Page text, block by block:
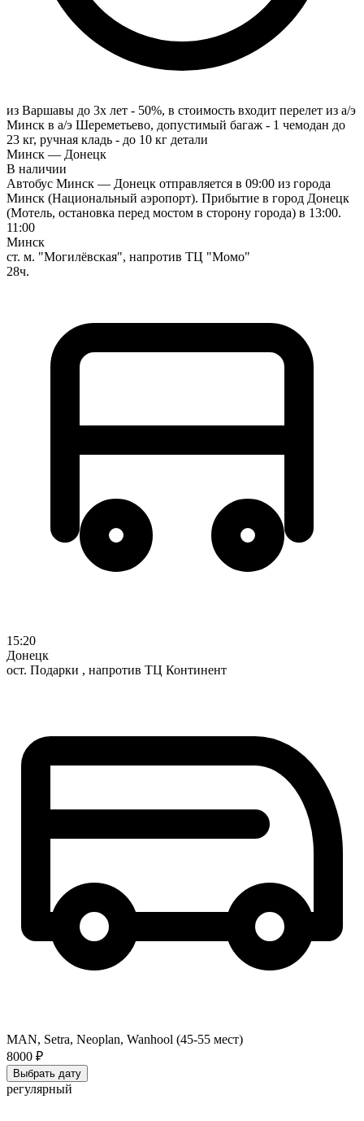
из Варшавы до 3х лет - 50%, в стоимость входит перелет из а/э
Минск в а/э Шереметьево, допустимый багаж - 1 чемодан до
23 кг, ручная кладь - до 10 кг детали
Минск — Донецк
В наличии
Автобус Минск — Донецк отправляется в 09:00 из города
Минск (Национальный аэропорт). Прибытие в город Донецк
(Мотель, остановка перед мостом в сторону города) в 13:00.
11:00
Минск
ст. м. "Могилёвская", напротив ТЦ "Момо"
28ч.
15:20
Донецк
ост. Подарки , напротив ТЦ Континент
MAN, Setra, Neoplan, Wanhool (45-55 мест)
8000 ₽
Выбрать дату
регулярный